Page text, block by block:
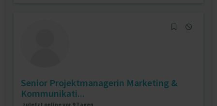
Senior Projektmanagerin Marketing &
Kommunikati...
zuletzt online vor 9 Tagen